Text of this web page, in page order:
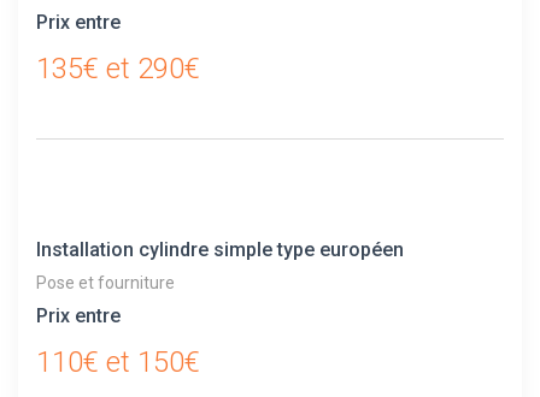
Prix entre
135€ et 290€
Installation cylindre simple type européen
Pose et fourniture
Prix entre
110€ et 150€